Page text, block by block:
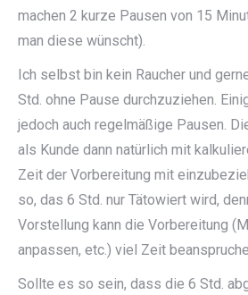
machen 2 kurze Pausen von 15
man diese wünscht).
Ich selbst bin kein Raucher und
Std. ohne Pause durchzuziehen.
jedoch auch regelmäßige Pausen.
als Kunde dann natürlich mit
Zeit der Vorbereitung mit
so, das 6 Std. nur Tätowiert wird,
Vorstellung kann die Vorbereitung
anpassen, etc.) viel Zeit
Sollte es so sein, dass die 6 Std.